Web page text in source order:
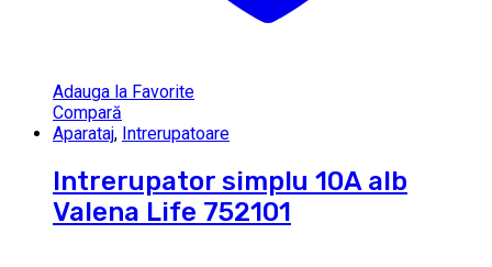
Adauga la Favorite
Compară
Aparataj, Intrerupatoare
Intrerupator simplu 10A alb
Valena Life 752101